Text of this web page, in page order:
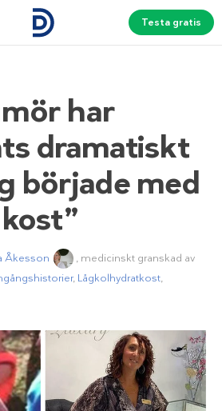
Testa gratis
har
dramatiskt
började med
Åkesson
, medicinskt granskad av
, Lågkolhydratkost,